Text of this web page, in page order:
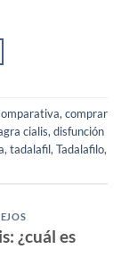
, comprar
cialis, disfunción
, tadalafil, Tadalafilo,
¿cuál es